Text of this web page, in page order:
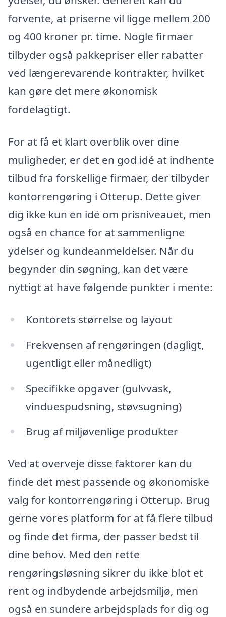
forvente, at priserne vil ligge mellem 200
og 400 kroner pr. time. Nogle firmaer
tilbyder også pakkepriser eller rabatter
ved længerevarende kontrakter, hvilket
kan gøre det mere økonomisk
fordelagtigt.
For at få et klart overblik over dine
muligheder, er det en god idé at indhente
tilbud fra forskellige firmaer, der tilbyder
kontorrengøring i Otterup. Dette giver
dig ikke kun en idé om prisniveauet, men
også en chance for at sammenligne
ydelser og kundeanmeldelser. Når du
begynder din søgning, kan det være
nyttigt at have følgende punkter i mente:
Kontorets størrelse og layout
Frekvensen af rengøringen (dagligt,
ugentligt eller månedligt)
Specifikke opgaver (gulvvask,
vinduespudsning, støvsugning)
Brug af miljøvenlige produkter
Ved at overveje disse faktorer kan du
finde det mest passende og økonomiske
valg for kontorrengøring i Otterup. Brug
gerne vores platform for at få flere tilbud
og finde det firma, der passer bedst til
dine behov. Med den rette
rengøringsløsning sikrer du ikke blot et
rent og indbydende arbejdsmiljø, men
også en sundere arbejdsplads for dig og